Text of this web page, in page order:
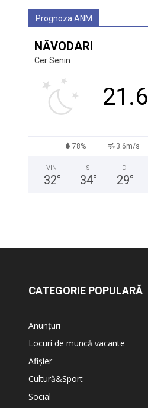
Prognoza ANM
NĂVODARI
Cer Senin
21.6
78% 3.6m/s
VIN
32°
S
34°
D
29°
CATEGORIE POPULARĂ
Anunțuri
Locuri de muncă vacante
Afișier
Cultură&Sport
Social